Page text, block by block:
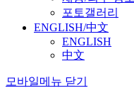
포토갤러리
ENGLISH/中文
ENGLISH
中文
모바일메뉴 닫기